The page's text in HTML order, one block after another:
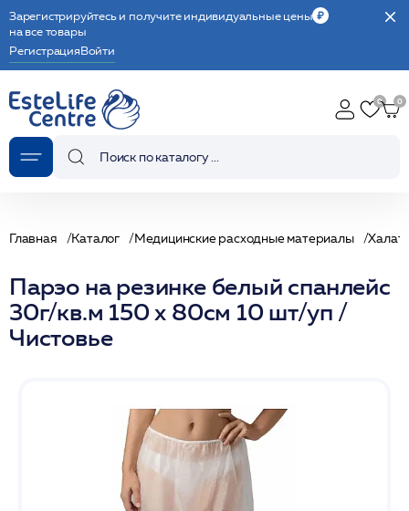
Зарегистрируйтесь и получите индивидуальные цены
на все товары
РегистрацияВойти
Главная Каталог Медицинские расходные материалы
Парэо на резинке белый спанлейс
30г/кв.м 150 х 80см 10 шт/уп /
Чистовье